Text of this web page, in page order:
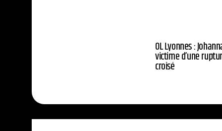
OL Lyonnes :
victime d’une
croisé